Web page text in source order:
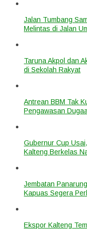
Jalan Tumbang
Melintas di Jalan
Taruna Akpol dan
di Sekolah Rakyat
Antrean BBM Tak
Pengawasan
Gubernur Cup
Kalteng Berkelas
Jembatan
Kapuas Segera
Ekspor Kalteng